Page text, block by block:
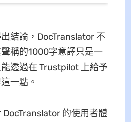
結論，DocTranslator 不
稱的1000字意譯只是一
透過在 Trustpilot 上給予
一點。
的使用者體